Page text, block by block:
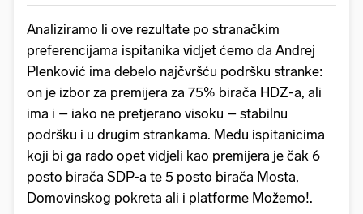
Analiziramo li ove rezultate po stranačkim
preferencijama ispitanika vidjet ćemo da Andrej
Plenković ima debelo najčvršću podršku stranke:
on je izbor za premijera za 75% birača HDZ-a, ali
ima i – iako ne pretjerano visoku – stabilnu
podršku i u drugim strankama. Među ispitanicima
koji bi ga rado opet vidjeli kao premijera je čak 6
posto birača SDP-a te 5 posto birača Mosta,
Domovinskog pokreta ali i platforme Možemo!.